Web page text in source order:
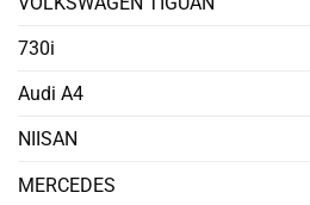
730i
Audi A4
NIISAN
MERCEDES